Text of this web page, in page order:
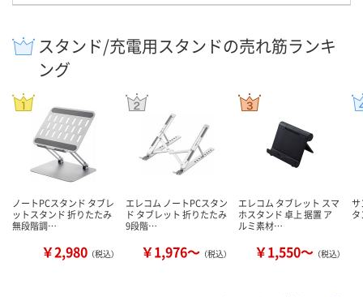
スタンド/充電用スタンドの売れ筋ランキ
ング
ノートPCスタンド タブレ
ットスタンド 折りたたみ
無段階調…
￥2,980 （税込）
エレコム ノートPCスタン
ド タブレット 折りたたみ
9段階…
￥1,976～ （税込）
エレコム タブレット スマ
ホスタンド 卓上 据置 ア
ルミ素材…
￥1,550～ （税込）